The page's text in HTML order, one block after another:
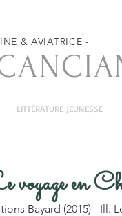
& AVIATRICE -
LITTÉRATURE JEUNESSE
voyage en
Bayard (2015) - Ill.